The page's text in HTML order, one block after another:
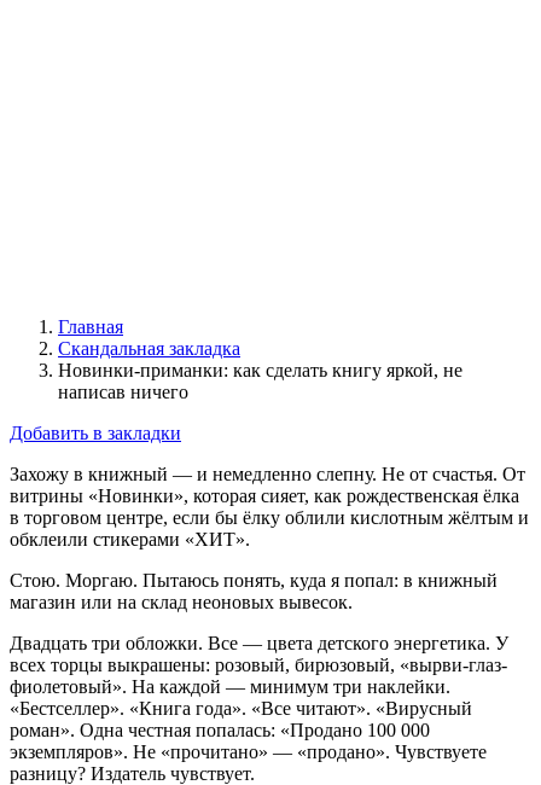
Главная
Скандальная закладка
Новинки-приманки: как сделать книгу яркой, не
написав ничего
Добавить в закладки
Захожу в книжный — и немедленно слепну. Не от счастья. От
витрины «Новинки», которая сияет, как рождественская ёлка
в торговом центре, если бы ёлку облили кислотным жёлтым и
обклеили стикерами «ХИТ».
Стою. Моргаю. Пытаюсь понять, куда я попал: в книжный
магазин или на склад неоновых вывесок.
Двадцать три обложки. Все — цвета детского энергетика. У
всех торцы выкрашены: розовый, бирюзовый, «вырви-глаз-
фиолетовый». На каждой — минимум три наклейки.
«Бестселлер». «Книга года». «Все читают». «Вирусный
роман». Одна честная попалась: «Продано 100 000
экземпляров». Не «прочитано» — «продано». Чувствуете
разницу? Издатель чувствует.